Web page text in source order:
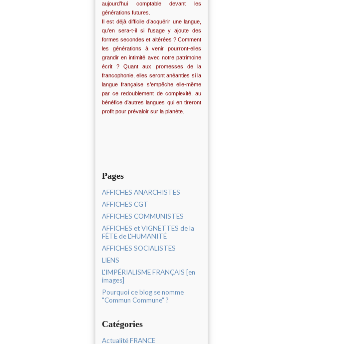
aujourd’hui comptable devant les
générations futures.
Il est déjà difficile d’acquérir une langue,
qu’en sera-t-il si l’usage y ajoute des
formes secondes et altérées ? Comment
les générations à venir pourront-elles
grandir en intimité avec notre patrimoine
écrit ? Quant aux promesses de la
francophonie, elles seront anéanties si la
langue française s’empêche elle-même
par ce redoublement de complexité, au
bénéfice d’autres langues qui en tireront
profit pour prévaloir sur la planète.
Pages
AFFICHES ANARCHISTES
AFFICHES CGT
AFFICHES COMMUNISTES
AFFICHES et VIGNETTES de la
FÊTE de L'HUMANITÉ
AFFICHES SOCIALISTES
LIENS
L'IMPÉRIALISME FRANÇAIS [en
images]
Pourquoi ce blog se nomme
"Commun Commune" ?
Catégories
Actualité FRANCE